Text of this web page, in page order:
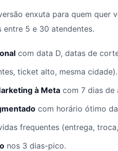
enxuta para quem quer
entre 5 e 30 atendentes.
com data D, datas de
ticket alto, mesma cidade).
à Meta com 7 dias de
com horário ótimo
frequentes (entrega,
nos 3 dias-pico.